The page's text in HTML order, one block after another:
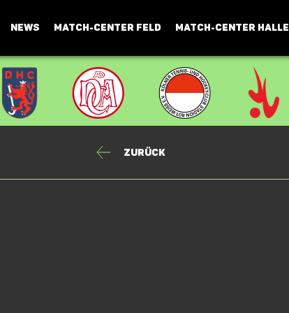
NEWS MATCH-CENTER FELD MATCH-CENTER HALLE
Zurück